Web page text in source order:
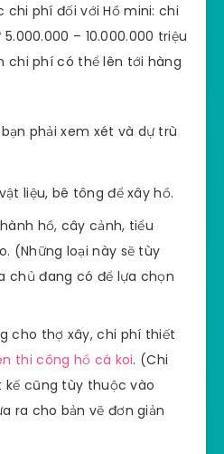
phí đối với Hồ mini: chi
– 10.000.000 triệu
chi phí có thể lên tới hàng
phải xem xét và dự trù
liệu, bê tông để xây hồ.
hồ, cây cảnh, tiểu
(Những loại này sẽ tùy
chủ đang có để lựa chọn
cho thợ xây, chi phí thiết
thi công hồ cá koi. (Chi
cũng tùy thuộc vào
ra cho bản vẽ đơn giản